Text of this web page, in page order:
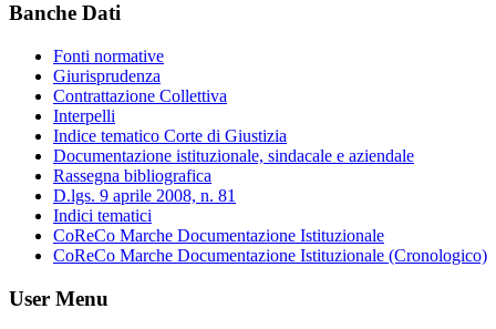
Banche Dati
Fonti normative
Giurisprudenza
Contrattazione Collettiva
Interpelli
Indice tematico Corte di Giustizia
Documentazione istituzionale, sindacale e aziendale
Rassegna bibliografica
D.lgs. 9 aprile 2008, n. 81
Indici tematici
CoReCo Marche Documentazione Istituzionale
CoReCo Marche Documentazione Istituzionale (Cronologico)
User Menu